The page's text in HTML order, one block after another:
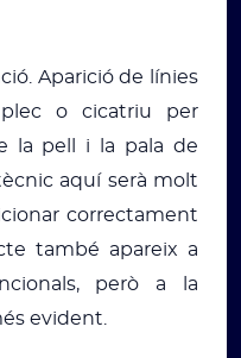
Aparició de línies
o cicatriu per
la pell i la pala de
aquí serà molt
correctament
també apareix a
però a la
evident.